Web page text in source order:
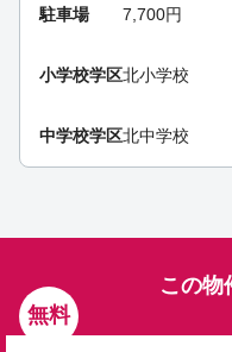
駐車場 7,700円
小学校学区北小学校
中学校学区北中学校
無料
この物